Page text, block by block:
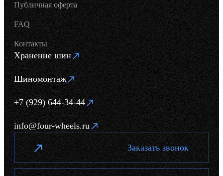
Публичная оферта
FAQ
Контакты
Хранение шин
Шиномонтаж
+7 (929) 644-34-44
info@four-wheels.ru
Заказать звонок